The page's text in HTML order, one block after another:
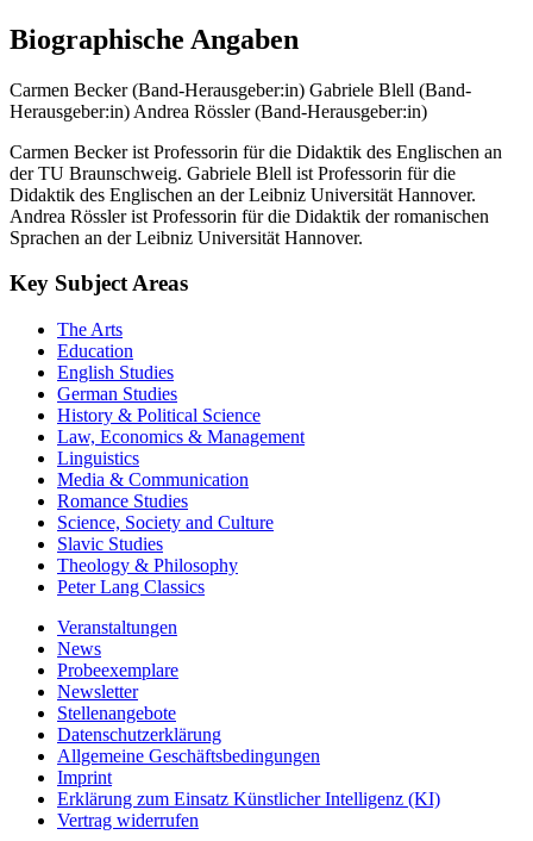
Biographische Angaben
Carmen Becker (Band-Herausgeber:in) Gabriele Blell (Band-
Herausgeber:in) Andrea Rössler (Band-Herausgeber:in)
Carmen Becker ist Professorin für die Didaktik des Englischen an
der TU Braunschweig. Gabriele Blell ist Professorin für die
Didaktik des Englischen an der Leibniz Universität Hannover.
Andrea Rössler ist Professorin für die Didaktik der romanischen
Sprachen an der Leibniz Universität Hannover.
Key Subject Areas
The Arts
Education
English Studies
German Studies
History & Political Science
Law, Economics & Management
Linguistics
Media & Communication
Romance Studies
Science, Society and Culture
Slavic Studies
Theology & Philosophy
Peter Lang Classics
Veranstaltungen
News
Probeexemplare
Newsletter
Stellenangebote
Datenschutzerklärung
Allgemeine Geschäftsbedingungen
Imprint
Erklärung zum Einsatz Künstlicher Intelligenz (KI)
Vertrag widerrufen